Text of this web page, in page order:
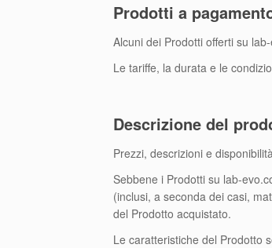
Prodotti a
Alcuni dei Prodotti offerti su
Le tariffe, la durata e le
Descrizione del
Prezzi, descrizioni e
Sebbene i Prodotti su lab-
(inclusi, a seconda dei casi,
del Prodotto acquistato.
Le caratteristiche del Prodotto